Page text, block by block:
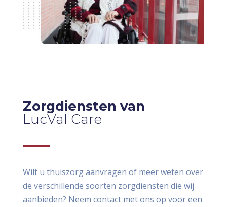
Zorgdiensten van
LucVal Care
Wilt u thuiszorg aanvragen of meer weten over
de verschillende soorten zorgdiensten die wij
aanbieden? Neem contact met ons op voor een